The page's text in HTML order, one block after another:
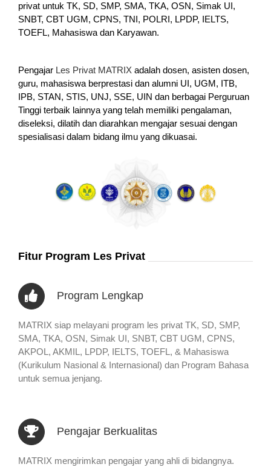
privat untuk TK, SD, SMP, SMA, TKA, OSN, Simak UI,
SNBT, CBT UGM, CPNS, TNI, POLRI, LPDP, IELTS,
TOEFL, Mahasiswa dan Karyawan.
Pengajar Les Privat MATRIX adalah dosen, asisten dosen,
guru, mahasiswa berprestasi dan alumni UI, UGM, ITB,
IPB, STAN, STIS, UNJ, SSE, UIN dan berbagai Perguruan
Tinggi terbaik lainnya yang telah memiliki pengalaman,
diseleksi, dilatih dan diarahkan mengajar sesuai dengan
spesialisasi dalam bidang ilmu yang dikuasai.
Fitur Program Les Privat
Program Lengkap
MATRIX siap melayani program les privat TK, SD, SMP,
SMA, TKA, OSN, Simak UI, SNBT, CBT UGM, CPNS,
AKPOL, AKMIL, LPDP, IELTS, TOEFL, & Mahasiswa
(Kurikulum Nasional & Internasional) dan Program Bahasa
untuk semua jenjang.
Pengajar Berkualitas
MATRIX mengirimkan pengajar yang ahli di bidangnya.